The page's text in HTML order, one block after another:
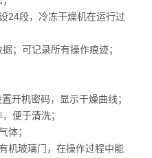
24段，冷冻干燥机在运行过
；可记录所有操作痕迹；
开机密码，显示干燥曲线；
便于清洗；
体；
机玻璃门，在操作过程中能